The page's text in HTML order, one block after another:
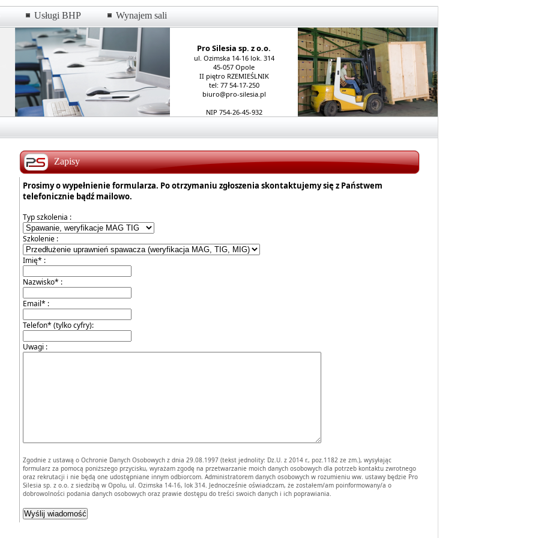
Usługi BHP Wynajem sali
Pro Silesia sp. z o.o.
ul. Ozimska 14-16 lok. 314
45-057 Opole
II piętro RZEMIEŚLNIK
tel: 77 54-17-250
biuro@pro-silesia.pl
NIP 754-26-45-932
Zapisy
Prosimy o wypełnienie formularza. Po otrzymaniu zgłoszenia skontaktujemy się z Państwem
telefonicznie bądź mailowo.
Typ szkolenia :
Szkolenie :
Imię* :
Nazwisko* :
Email* :
Telefon* (tylko cyfry):
Uwagi :
Zgodnie z ustawą o Ochronie Danych Osobowych z dnia 29.08.1997 (tekst jednolity: Dz.U. z 2014 r., poz.1182 ze zm.), wysyłając
formularz za pomocą poniższego przycisku, wyrażam zgodę na przetwarzanie moich danych osobowych dla potrzeb kontaktu zwrotnego
oraz rekrutacji i nie będą one udostępniane innym odbiorcom. Administratorem danych osobowych w rozumieniu ww. ustawy będzie Pro
Silesia sp. z o.o. z siedzibą w Opolu, ul. Ozimska 14-16, lok 314. Jednocześnie oświadczam, że zostałem/am poinformowany/a o
dobrowolności podania danych osobowych oraz prawie dostępu do treści swoich danych i ich poprawiania.
Kurs spawania
MAG i TIG